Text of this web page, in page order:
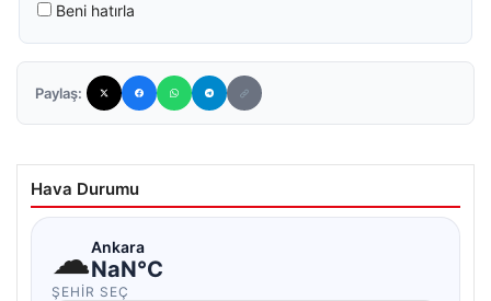
Beni hatırla
Paylaş:
Hava Durumu
☁Ankara
NaN°C
ŞEHIR SEÇ